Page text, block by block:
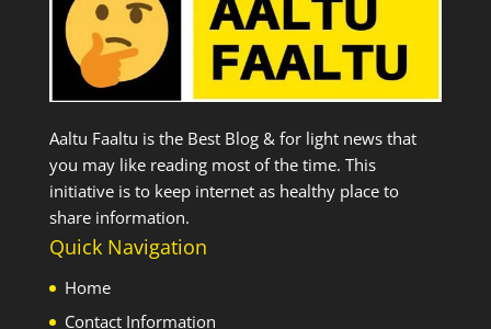
Aaltu Faaltu is the Best Blog & for light news that
you may like reading most of the time. This
initiative is to keep internet as healthy place to
share information.
Quick Navigation
Home
Contact Information